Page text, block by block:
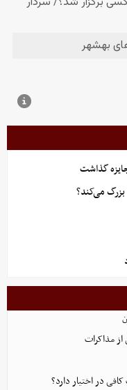
بزرگ می‌کند؟
از مذاکرات
در اختیار دارد؟